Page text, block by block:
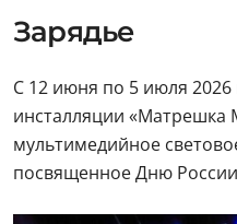
Зарядье
С 12 июня по 5 июля 2026
инсталляции «Матрешка
мультимедийное
посвященное Дню